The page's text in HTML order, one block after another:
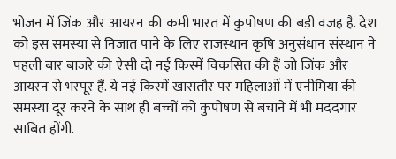
भोजन में जिंक और आयरन की कमी भारत में कुपोषण की बड़ी वजह है. देश
को इस समस्या से निजात पाने के लिए राजस्थान कृषि अनुसंधान संस्थान ने
पहली बार बाजरे की ऐसी दो नई किस्में विकसित की हैं जो जिंक और
आयरन से भरपूर हैं. ये नई किस्में खासतौर पर महिलाओं में एनीमिया की
समस्या दूर करने के साथ ही बच्चों को कुपोषण से बचाने में भी मददगार
साबित होंगी.